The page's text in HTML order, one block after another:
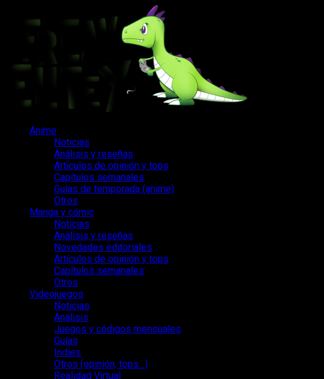
contenido
Anime
Noticias
Análisis y reseñas
Artículos de opinión y tops
Capítulos semanales
Guías de temporada (anime)
Otros
Manga y cómic
Noticias
Análisis y reseñas
Novedades editoriales
Artículos de opinión y tops
Capítulos semanales
Otros
Videojuegos
Noticias
Análisis
Juegos y códigos mensuales
Guías
Indies
Otros (opinión, tops…)
Realidad Virtual